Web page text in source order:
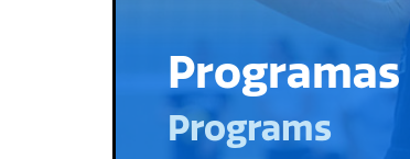
Programas
Programs